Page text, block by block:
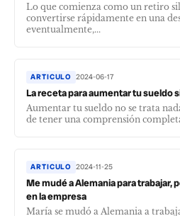
Lo que comienza como un retiro
convertirse rápidamente en una
eventualmente,...
ARTICULO 2024-06-17
La receta para aumentar tu sueldo
Aumentar tu sueldo no se trata
de tener una comprensión
ARTICULO 2024-11-25
Me mudé a Alemania para trabajar,
en la empresa
María se mudó a Alemania a